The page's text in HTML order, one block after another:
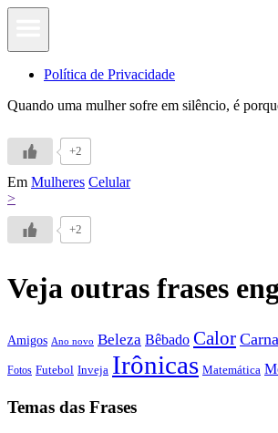
Política de Privacidade
Quando uma mulher sofre em silêncio, é
+2
Em Mulheres Celular
>
+2
Veja outras frases
Amigos Ano novo Beleza Bêbado Calor
Fotos Futebol Inveja Irônicas Matemática
Temas das Frases